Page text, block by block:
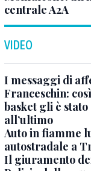
centrale A2A
VIDEO
I messaggi di
Franceschin:
basket gli è
all’ultimo
Auto in fiamme
autostradale a
Il giuramento